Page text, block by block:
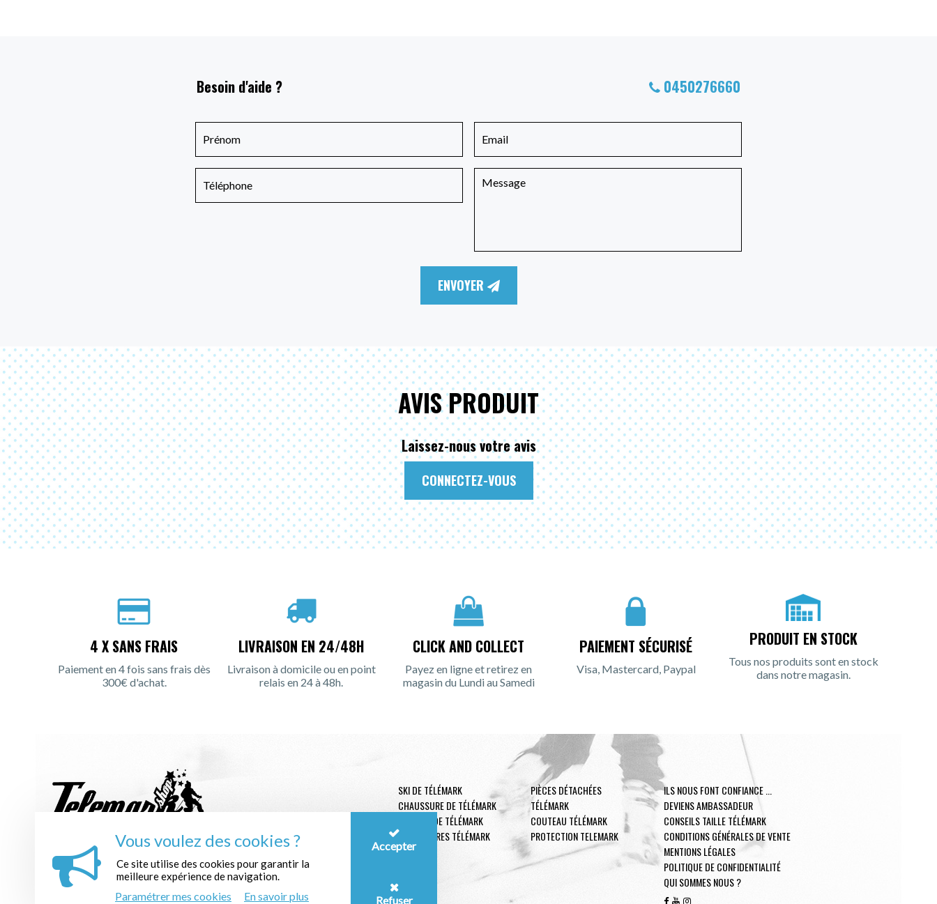
Besoin d'aide ? 0450276660
ENVOYER
AVIS PRODUIT
Laissez-nous votre avis
CONNECTEZ-VOUS
4 X SANS FRAIS
Paiement en 4 fois sans frais dès
300€ d'achat.
LIVRAISON EN 24/48H
Livraison à domicile ou en point
relais en 24 à 48h.
CLICK AND COLLECT
Payez en ligne et retirez en
magasin du Lundi au Samedi
PAIEMENT SÉCURISÉ
Visa, Mastercard, Paypal
PRODUIT EN STOCK
Tous nos produits sont en stock
dans notre magasin.
INSCRIPTION À LA NEWSLETTER :
SKI DE TÉLÉMARK
CHAUSSURE DE TÉLÉMARK
FIXATION DE TÉLÉMARK
ACCESSOIRES TÉLÉMARK
PIÈCES DÉTACHÉES
TÉLÉMARK
COUTEAU TÉLÉMARK
PROTECTION TELEMARK
ILS NOUS FONT CONFIANCE ...
DEVIENS AMBASSADEUR
CONSEILS TAILLE TÉLÉMARK
CONDITIONS GÉNÉRALES DE VENTE
MENTIONS LÉGALES
POLITIQUE DE CONFIDENTIALITÉ
QUI SOMMES NOUS ?
Vous voulez des cookies ?
Ce site utilise des cookies pour garantir la
meilleure expérience de navigation.
Paramétrer mes cookies En savoir plus
Accepter
Refuser